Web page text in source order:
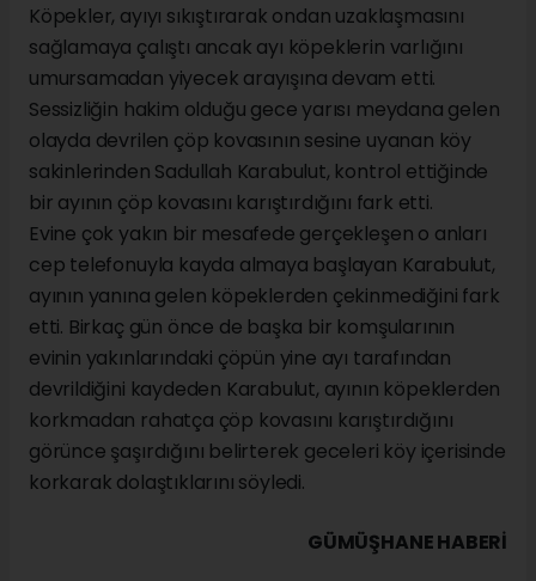
Köpekler, ayıyı sıkıştırarak ondan uzaklaşmasını
sağlamaya çalıştı ancak ayı köpeklerin varlığını
umursamadan yiyecek arayışına devam etti.
Sessizliğin hakim olduğu gece yarısı meydana gelen
olayda devrilen çöp kovasının sesine uyanan köy
sakinlerinden Sadullah Karabulut, kontrol ettiğinde
bir ayının çöp kovasını karıştırdığını fark etti.
Evine çok yakın bir mesafede gerçekleşen o anları
cep telefonuyla kayda almaya başlayan Karabulut,
ayının yanına gelen köpeklerden çekinmediğini fark
etti. Birkaç gün önce de başka bir komşularının
evinin yakınlarındaki çöpün yine ayı tarafından
devrildiğini kaydeden Karabulut, ayının köpeklerden
korkmadan rahatça çöp kovasını karıştırdığını
görünce şaşırdığını belirterek geceleri köy içerisinde
korkarak dolaştıklarını söyledi.
GÜMÜŞHANE HABERİ